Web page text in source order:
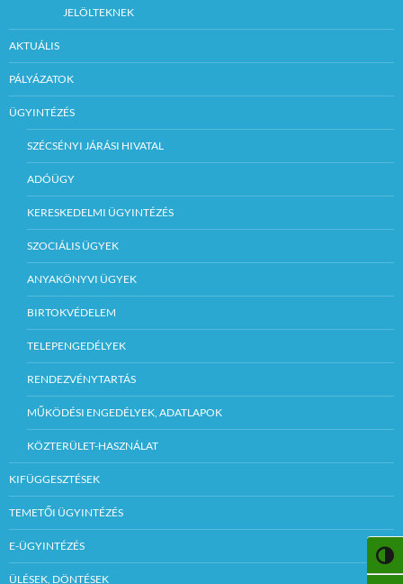
JELÖLTEKNEK
AKTUÁLIS
PÁLYÁZATOK
ÜGYINTÉZÉS
SZÉCSÉNYI JÁRÁSI HIVATAL
ADÓÜGY
KERESKEDELMI ÜGYINTÉZÉS
SZOCIÁLIS ÜGYEK
ANYAKÖNYVI ÜGYEK
BIRTOKVÉDELEM
TELEPENGEDÉLYEK
RENDEZVÉNYTARTÁS
MŰKÖDÉSI ENGEDÉLYEK, ADATLAPOK
KÖZTERÜLET-HASZNÁLAT
KIFÜGGESZTÉSEK
TEMETŐI ÜGYINTÉZÉS
E-ÜGYINTÉZÉS
ÜLÉSEK, DÖNTÉSEK